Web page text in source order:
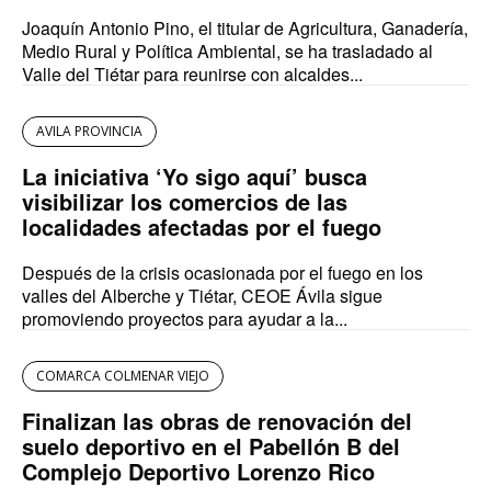
Joaquín Antonio Pino, el titular de Agricultura, Ganadería,
Medio Rural y Política Ambiental, se ha trasladado al
Valle del Tiétar para reunirse con alcaldes...
AVILA PROVINCIA
La iniciativa ‘Yo sigo aquí’ busca
visibilizar los comercios de las
localidades afectadas por el fuego
Después de la crisis ocasionada por el fuego en los
valles del Alberche y Tiétar, CEOE Ávila sigue
promoviendo proyectos para ayudar a la...
COMARCA COLMENAR VIEJO
Finalizan las obras de renovación del
suelo deportivo en el Pabellón B del
Complejo Deportivo Lorenzo Rico